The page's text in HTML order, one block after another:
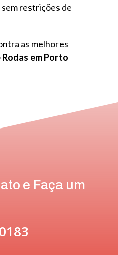
sem restrições de
as melhores
em Porto
e Faça um